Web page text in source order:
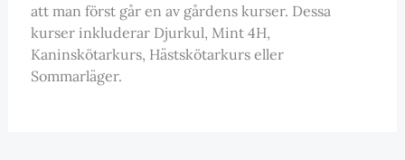
att man först går en av gårdens kurser. Dessa
kurser inkluderar Djurkul, Mint 4H,
Kaninskötarkurs, Hästskötarkurs eller
Sommarläger.